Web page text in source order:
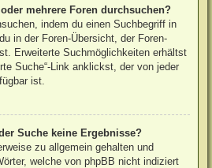
mehrere Foren durchsuchen?
indem du einen Suchbegriff in
in der Foren-Übersicht, der Foren-
Erweiterte Suchmöglichkeiten erhältst
Suche“-Link anklickst, der von jeder
ist.
Suche keine Ergebnisse?
zu allgemein gehalten und
welche von phpBB nicht indiziert